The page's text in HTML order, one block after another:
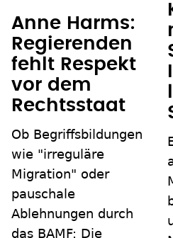
Anne Harms:
Regierenden
fehlt Respekt
vor dem
Rechtsstaat
Ob Begriffsbildungen
wie "irreguläre
Migration" oder
pauschale
Ablehnungen durch
das BAMF: Die